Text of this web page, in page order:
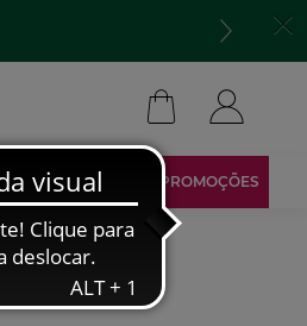
ÁREA RESERVADA PROMOÇÕES